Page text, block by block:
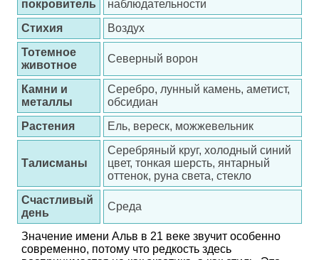
покровитель
наблюдательности
Стихия
Воздух
Тотемное
животное
Северный ворон
Камни и
металлы
Серебро, лунный камень, аметист,
обсидиан
Растения
Ель, вереск, можжевельник
Талисманы
Серебряный круг, холодный синий
цвет, тонкая шерсть, янтарный
оттенок, руна света, стекло
Счастливый
день
Среда
Значение имени Альв в 21 веке звучит особенно
современно, потому что редкость здесь